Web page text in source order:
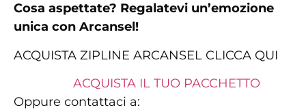
Cosa aspettate? Regalatevi un’emozione
unica con Arcansel!
ACQUISTA ZIPLINE ARCANSEL CLICCA QUI
ACQUISTA IL TUO PACCHETTO
Oppure contattaci a: